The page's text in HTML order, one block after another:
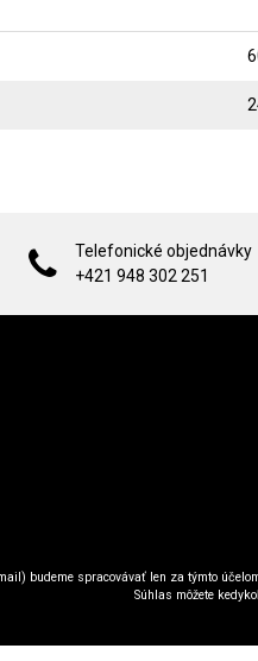
Telefonické objednávky
+421 948 302 251
budeme spracovávať len za týmto
Súhlas môžete